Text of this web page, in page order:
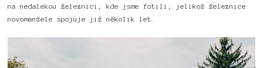
na nedalekou železnici, kde jsme fotili, jelikož železnice
novomanžele spojuje již několik let.